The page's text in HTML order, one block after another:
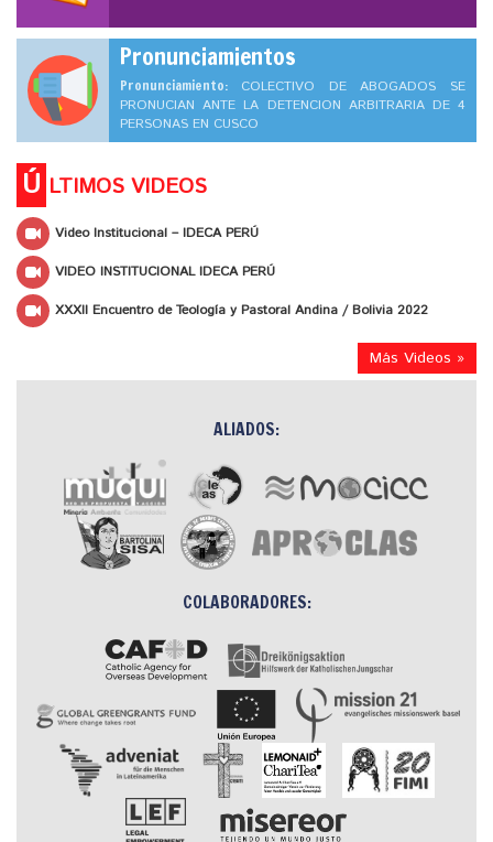
Pronunciamientos
Pronunciamiento: COLECTIVO DE ABOGADOS SE
PRONUCIAN ANTE LA DETENCION ARBITRARIA DE 4
PERSONAS EN CUSCO
Ú LTIMOS VIDEOS
Video Institucional – IDECA PERÚ
VIDEO INSTITUCIONAL IDECA PERÚ
XXXII Encuentro de Teología y Pastoral Andina / Bolivia 2022
Más Videos »
ALIADOS:
COLABORADORES: